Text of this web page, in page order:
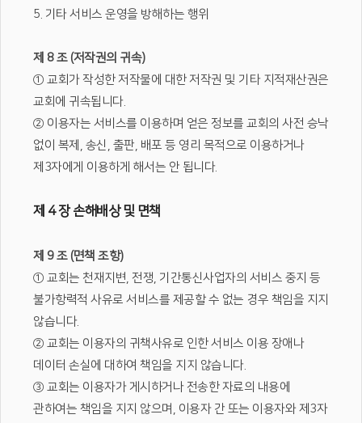
5. 기타 서비스 운영을 방해하는 행위
제 8 조 (저작권의 귀속)
① 교회가 작성한 저작물에 대한 저작권 및 기타 지적재산권은
교회에 귀속됩니다.
② 이용자는 서비스를 이용하며 얻은 정보를 교회의 사전 승낙
없이 복제, 송신, 출판, 배포 등 영리 목적으로 이용하거나
제3자에게 이용하게 해서는 안 됩니다.
제 4 장 손해배상 및 면책
제 9 조 (면책 조항)
① 교회는 천재지변, 전쟁, 기간통신사업자의 서비스 중지 등
불가항력적 사유로 서비스를 제공할 수 없는 경우 책임을 지지
않습니다.
② 교회는 이용자의 귀책사유로 인한 서비스 이용 장애나
데이터 손실에 대하여 책임을 지지 않습니다.
③ 교회는 이용자가 게시하거나 전송한 자료의 내용에
관하여는 책임을 지지 않으며, 이용자 간 또는 이용자와 제3자